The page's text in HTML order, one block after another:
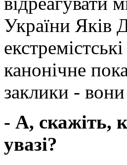
України Яків
канонічне
заклики -
- А, скажіть,
увазі?